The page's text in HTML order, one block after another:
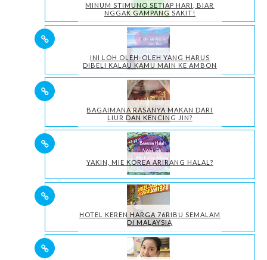
MINUM STIMUNO SETIAP HARI, BIAR
NGGAK GAMPANG SAKIT!
INI LOH OLEH-OLEH YANG HARUS
DIBELI KALAU KAMU MAIN KE AMBON
BAGAIMANA RASANYA MAKAN DARI
LIUR DAN KENCING JIN?
YAKIN, MIE KOREA ARIRANG HALAL?
HOTEL KEREN HARGA 76RIBU SEMALAM
DI MALAYSIA